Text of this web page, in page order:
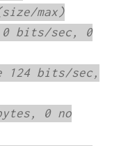
max)
0 bits/sec, 0
124 bits/sec,
0 no